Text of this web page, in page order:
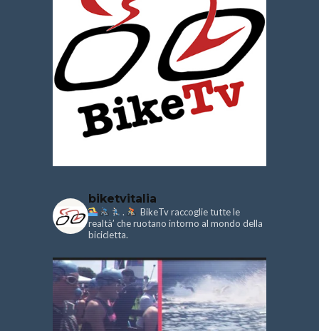
biketvitalia
.
BikeTv raccoglie tutte le
realtà’ che ruotano intorno al mondo della
bicicletta.